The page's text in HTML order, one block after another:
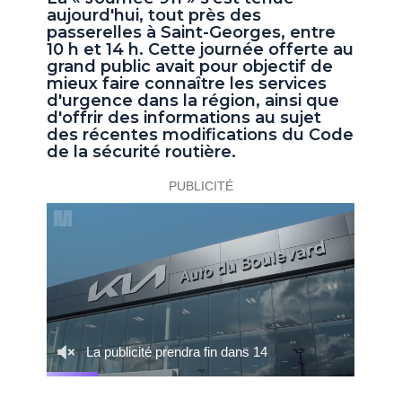
aujourd'hui, tout près des
passerelles à Saint-Georges, entre
10 h et 14 h. Cette journée offerte au
grand public avait pour objectif de
mieux faire connaître les services
d'urgence dans la région, ainsi que
d'offrir des informations au sujet
des récentes modifications du Code
de la sécurité routière.